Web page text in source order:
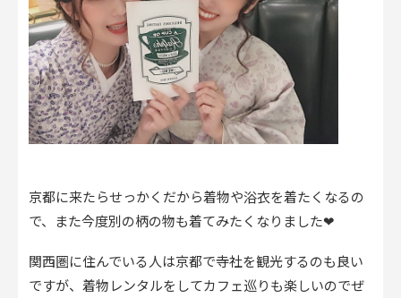
京都に来たらせっかくだから着物や浴衣を着たくなるの
で、また今度別の柄の物も着てみたくなりました❤
関西圏に住んでいる人は京都で寺社を観光するのも良い
ですが、着物レンタルをしてカフェ巡りも楽しいのでぜ